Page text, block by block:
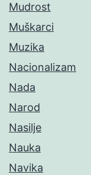
Mudrost
Muškarci
Muzika
Nacionalizam
Nada
Narod
Nasilje
Nauka
Navika